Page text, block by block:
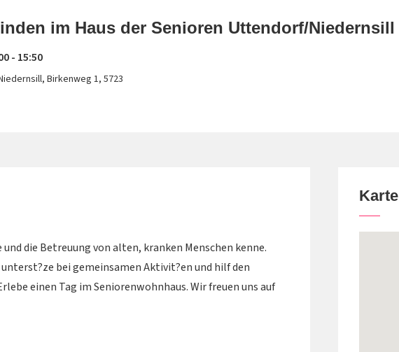
im Haus der Senioren Uttendorf/Niedernsill
- 15:50
Birkenweg 1, 5723
die Betreuung von alten, kranken Menschen kenne.
bei gemeinsamen Aktivit?en und hilf den
einen Tag im Seniorenwohnhaus. Wir freuen uns auf
Karte